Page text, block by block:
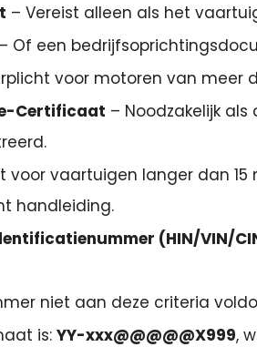
– Vereist alleen als het
– Of een
voor motoren van meer
Certificaat – Noodzakelijk
voor vaartuigen langer dan
handleiding.
(HIN/VIN/
niet aan deze criteria
is: YY-xxx@@@@@X999,